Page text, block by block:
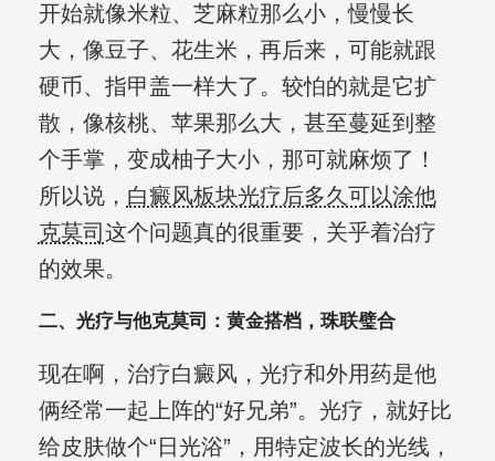
开始就像米粒、芝麻粒那么小，慢慢长
大，像豆子、花生米，再后来，可能就跟
硬币、指甲盖一样大了。较怕的就是它扩
散，像核桃、苹果那么大，甚至蔓延到整
个手掌，变成柚子大小，那可就麻烦了！
所以说， 白癜风板块光疗后多久可以涂他
克莫司 这个问题真的很重要，关乎着治疗
的效果。
二、光疗与他克莫司：黄金搭档，珠联璧合
现在啊，治疗白癜风，光疗和外用药是他
俩经常一起上阵的“好兄弟”。光疗，就好比
给皮肤做个“日光浴”，用特定波长的光线，